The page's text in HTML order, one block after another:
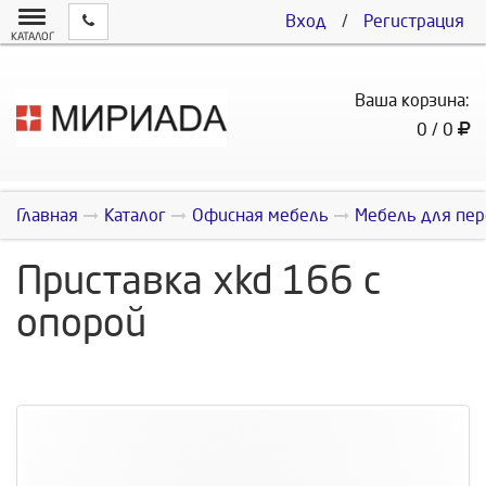
Вход / Регистрация
КАТАЛОГ
Ваша корзина:
0 / 0
Главная Каталог Офисная мебель Мебель для
Приставка xkd 166 с
опорой